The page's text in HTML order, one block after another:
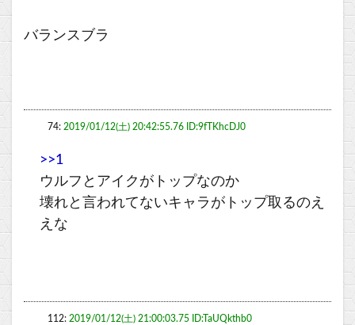
バランスブラ
74: 2019/01/12(土) 20:42:55.76 ID:9fTKhcDJ0
>>1
ウルフとアイクがトップなのか
壊れと言われてないキャラがトップ取るのえ
えな
112: 2019/01/12(土) 21:00:03.75 ID:TaUQkthb0